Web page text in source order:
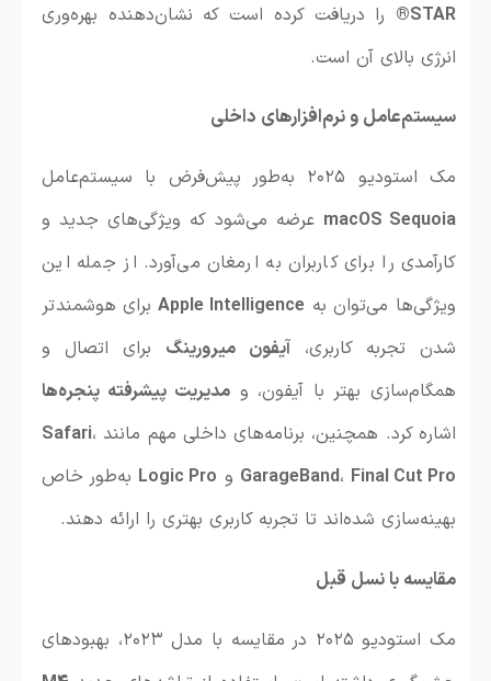
STAR®
را دریافت کرده است که نشان‌دهنده بهره‌وری
انرژی بالای آن است.
سیستم‌عامل و نرم‌افزارهای داخلی
مک استودیو ۲۰۲۵ به‌طور پیش‌فرض با سیستم‌عامل
macOS Sequoia عرضه می‌شود که ویژگی‌های جدید و
کارآمدی را برای کاربران به ارمغان می‌آورد. از جمله این
ویژگی‌ها می‌توان به Apple Intelligenceبرای هوشمندتر
شدن تجربه کاربری،آیفون میرورینگ برای اتصال و
همگام‌سازی بهتر با آیفون، ومدیریت پیشرفته پنجره‌ها
اشاره کرد. همچنین، برنامه‌های داخلی مهم مانند Safari،
GarageBand، Final Cut Pro و Logic Pro به‌طور خاص
بهینه‌سازی شده‌اند تا تجربه کاربری بهتری را ارائه دهند.
مقایسه با نسل قبل
مک استودیو ۲۰۲۵ در مقایسه با مدل ۲۰۲۳، بهبودهای